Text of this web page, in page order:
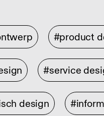
#product
#service
design